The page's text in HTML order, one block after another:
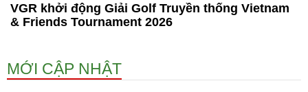
VGR khởi động Giải Golf Truyền thống Vietnam
& Friends Tournament 2026
MỚI CẬP NHẬT